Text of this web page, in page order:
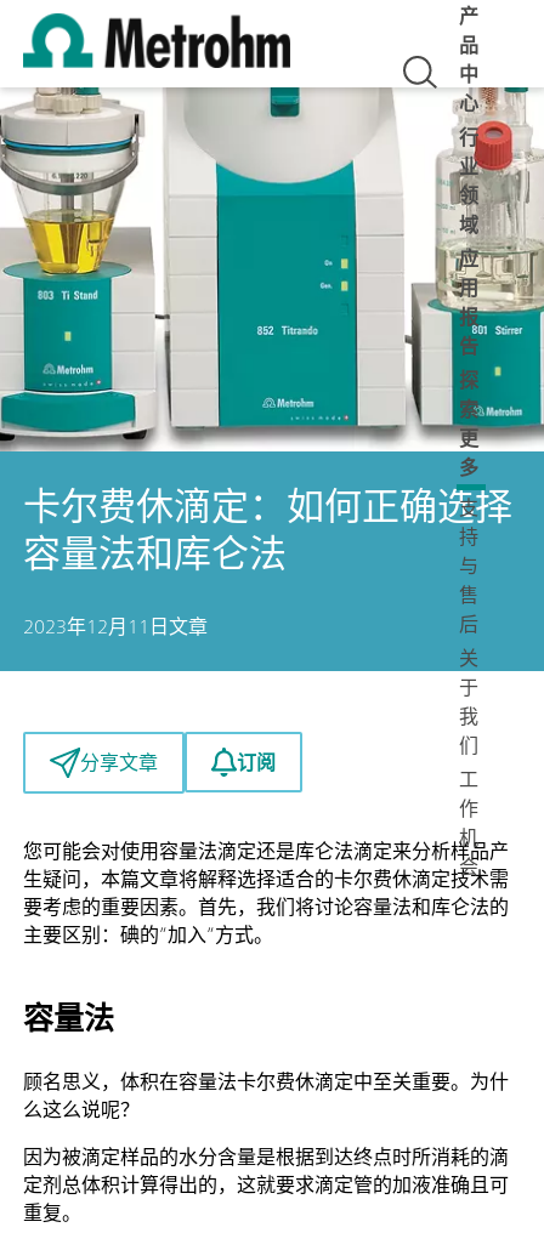
产
品
中
心
行
业
领
域
应
用
报
告
探
索
更
多
支
持
与
售
后
关
于
我
们
工
作
机
会
卡尔费休滴定：如何正确选择
容量法和库仑法
2023年12月11日文章
分享文章 订阅
您可能会对使用容量法滴定还是库仑法滴定来分析样品产
生疑问，本篇文章将解释选择适合的卡尔费休滴定技术需
要考虑的重要因素。首先，我们将讨论容量法和库仑法的
主要区别：碘的”加入”方式。
容量法
顾名思义，体积在容量法卡尔费休滴定中至关重要。为什
么这么说呢？
因为被滴定样品的水分含量是根据到达终点时所消耗的滴
定剂总体积计算得出的，这就要求滴定管的加液准确且可
重复。